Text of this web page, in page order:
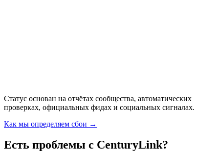
Статус основан на отчётах сообщества, автоматических
проверках, официальных фидах и социальных сигналах.
Как мы определяем сбои →
Есть проблемы с CenturyLink?